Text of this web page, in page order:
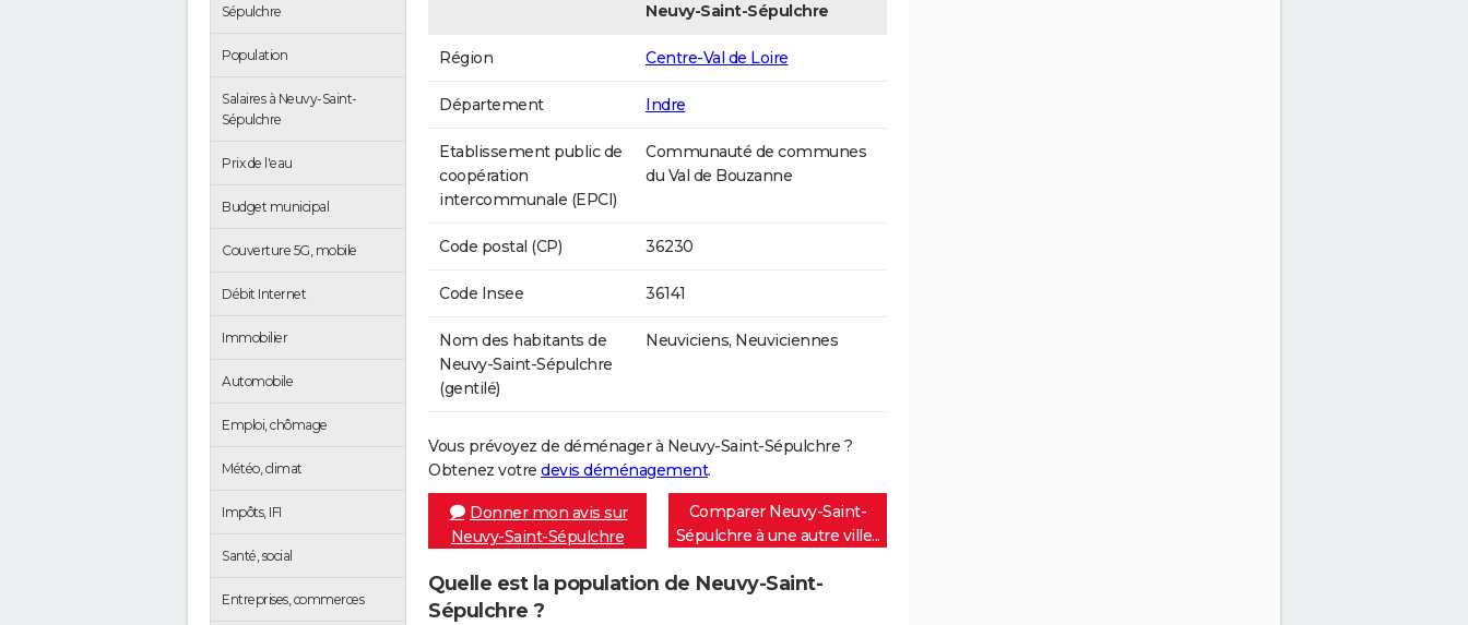
Sépulchre
Population
Salaires à Neuvy-Saint-
Sépulchre
Prix de l'eau
Budget municipal
Couverture 5G, mobile
Débit Internet
Immobilier
Automobile
Emploi, chômage
Météo, climat
Impôts, IFI
Santé, social
Entreprises, commerces
Neuvy-Saint-Sépulchre
Région Centre-Val de Loire
Département Indre
Etablissement public de
coopération
intercommunale (EPCI)
Communauté de communes
du Val de Bouzanne
Code postal (CP) 36230
Code Insee 36141
Nom des habitants de
Neuvy-Saint-Sépulchre
(gentilé)
Neuviciens, Neuviciennes
Vous prévoyez de déménager à Neuvy-Saint-Sépulchre ?
Obtenez votre devis déménagement.
Donner mon avis sur
Neuvy-Saint-Sépulchre
Comparer Neuvy-Saint-
Sépulchre à une autre ville...
Quelle est la population de Neuvy-Saint-
Sépulchre ?